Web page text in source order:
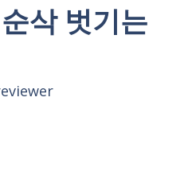
삭 벗기는